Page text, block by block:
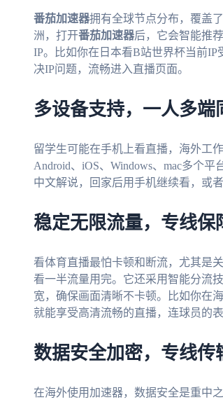
番茄加速器拥有全球节点分布，覆盖
洲，打开番茄加速器后，它会智能推
IP。比如你在日本看B站世界杯当前IP
决IP问题，流畅进入直播页面。
多设备支持，一人多端
留学生可能在手机上看直播，海外
Android、iOS、Windows、mac多个
中文解说，回家后用手机继续看，或
稳定无限流量，专线保
看体育直播最怕卡顿和断流，尤其是
看一半流量用完。它还采用智能分流
宽，确保画面清晰不卡顿。比如你在
就能享受高清流畅的直播，连球员的
数据安全加密，专线传
在海外使用加速器，数据安全是重中之